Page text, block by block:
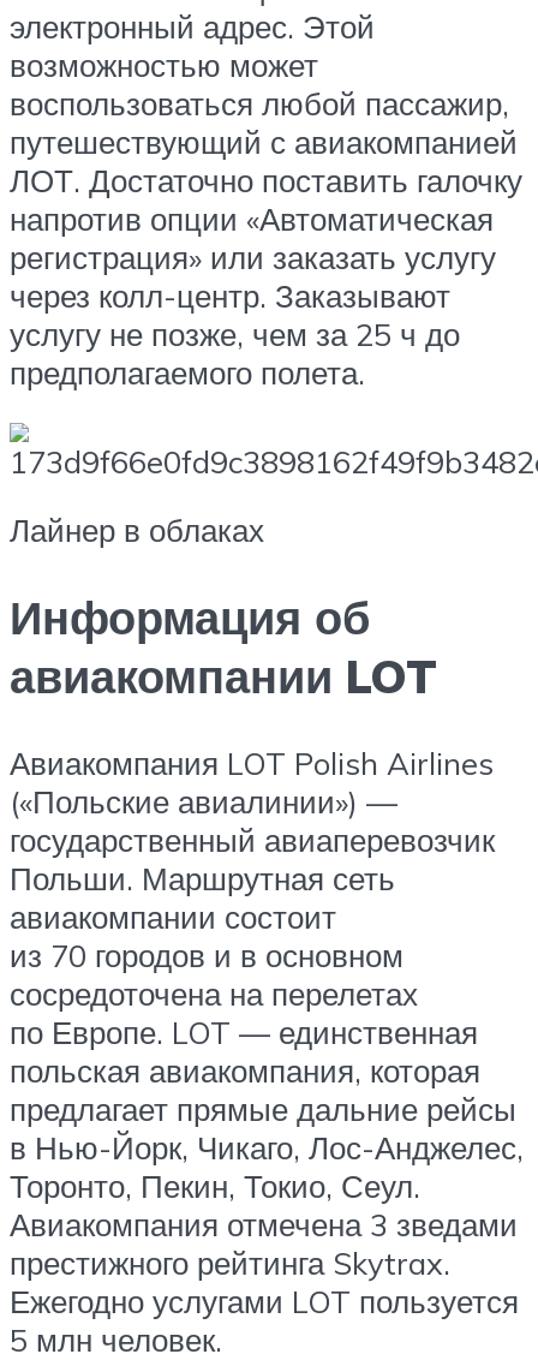
электронный адрес. Этой
возможностью может
воспользоваться любой пассажир,
путешествующий с авиакомпанией
ЛОТ. Достаточно поставить галочку
напротив опции «Автоматическая
регистрация» или заказать услугу
через колл-центр. Заказывают
услугу не позже, чем за 25 ч до
предполагаемого полета.
Лайнер в облаках
Информация об
авиакомпании LOT
Авиакомпания LOT Polish Airlines
(«Польские авиалинии») —
государственный авиаперевозчик
Польши. Маршрутная сеть
авиакомпании состоит
из 70 городов и в основном
сосредоточена на перелетах
по Европе. LOT — единственная
польская авиакомпания, которая
предлагает прямые дальние рейсы
в Нью-Йорк, Чикаго, Лос-Анджелес,
Торонто, Пекин, Токио, Сеул.
Авиакомпания отмечена 3 зведами
престижного рейтинга Skytrax.
Ежегодно услугами LOT пользуется
5 млн человек.